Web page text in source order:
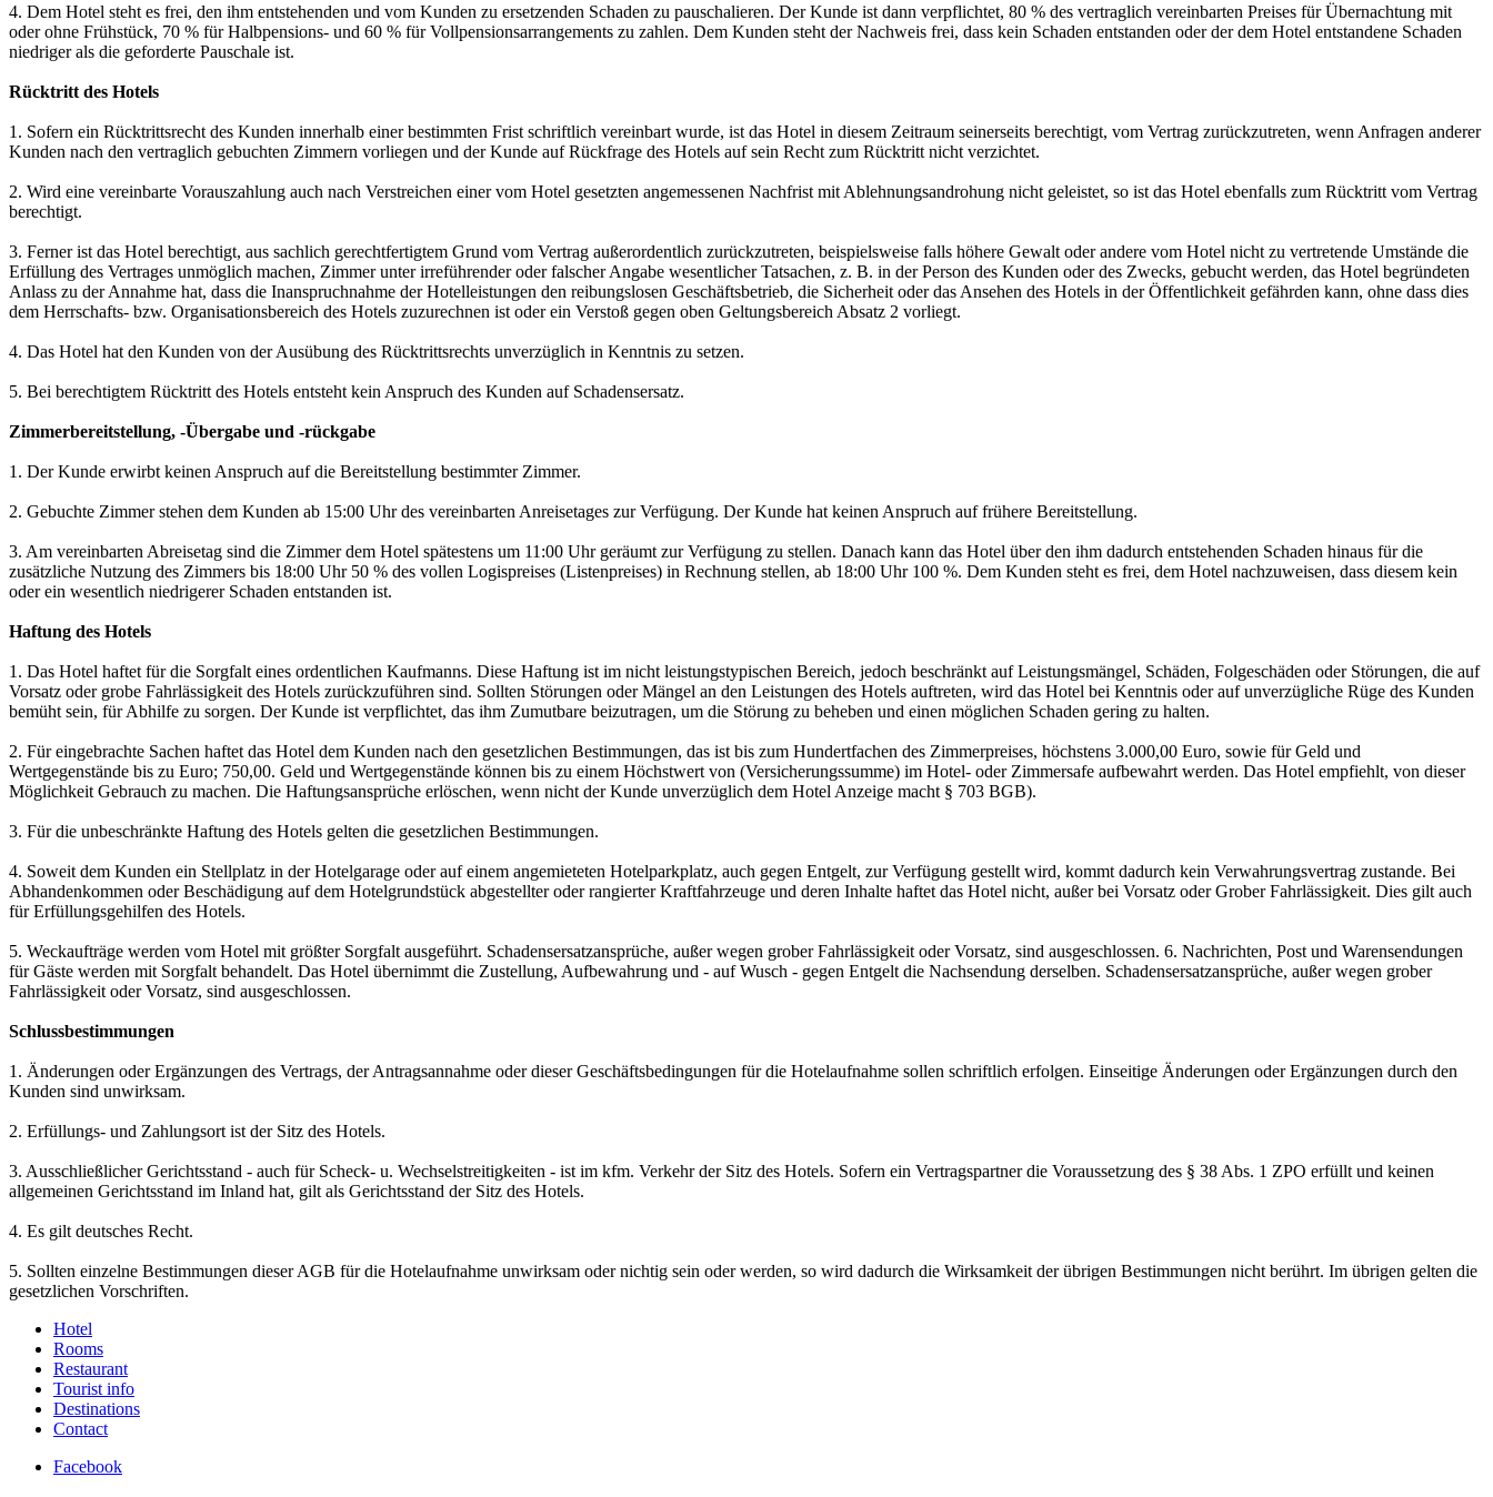
4. Dem Hotel steht es frei, den ihm entstehenden und vom Kunden zu ersetzenden Schaden zu pauschalieren. Der Kunde ist dann verpflichtet, 80 % des vertraglich vereinbarten Preises für Übernachtung mit
oder ohne Frühstück, 70 % für Halbpensions- und 60 % für Vollpensionsarrangements zu zahlen. Dem Kunden steht der Nachweis frei, dass kein Schaden entstanden oder der dem Hotel entstandene Schaden
niedriger als die geforderte Pauschale ist.
Rücktritt des Hotels
1. Sofern ein Rücktrittsrecht des Kunden innerhalb einer bestimmten Frist schriftlich vereinbart wurde, ist das Hotel in diesem Zeitraum seinerseits berechtigt, vom Vertrag zurückzutreten, wenn Anfragen anderer
Kunden nach den vertraglich gebuchten Zimmern vorliegen und der Kunde auf Rückfrage des Hotels auf sein Recht zum Rücktritt nicht verzichtet.
2. Wird eine vereinbarte Vorauszahlung auch nach Verstreichen einer vom Hotel gesetzten angemessenen Nachfrist mit Ablehnungsandrohung nicht geleistet, so ist das Hotel ebenfalls zum Rücktritt vom Vertrag
berechtigt.
3. Ferner ist das Hotel berechtigt, aus sachlich gerechtfertigtem Grund vom Vertrag außerordentlich zurückzutreten, beispielsweise falls höhere Gewalt oder andere vom Hotel nicht zu vertretende Umstände die
Erfüllung des Vertrages unmöglich machen, Zimmer unter irreführender oder falscher Angabe wesentlicher Tatsachen, z. B. in der Person des Kunden oder des Zwecks, gebucht werden, das Hotel begründeten
Anlass zu der Annahme hat, dass die Inanspruchnahme der Hotelleistungen den reibungslosen Geschäftsbetrieb, die Sicherheit oder das Ansehen des Hotels in der Öffentlichkeit gefährden kann, ohne dass dies
dem Herrschafts- bzw. Organisationsbereich des Hotels zuzurechnen ist oder ein Verstoß gegen oben Geltungsbereich Absatz 2 vorliegt.
4. Das Hotel hat den Kunden von der Ausübung des Rücktrittsrechts unverzüglich in Kenntnis zu setzen.
5. Bei berechtigtem Rücktritt des Hotels entsteht kein Anspruch des Kunden auf Schadensersatz.
Zimmerbereitstellung, -Übergabe und -rückgabe
1. Der Kunde erwirbt keinen Anspruch auf die Bereitstellung bestimmter Zimmer.
2. Gebuchte Zimmer stehen dem Kunden ab 15:00 Uhr des vereinbarten Anreisetages zur Verfügung. Der Kunde hat keinen Anspruch auf frühere Bereitstellung.
3. Am vereinbarten Abreisetag sind die Zimmer dem Hotel spätestens um 11:00 Uhr geräumt zur Verfügung zu stellen. Danach kann das Hotel über den ihm dadurch entstehenden Schaden hinaus für die
zusätzliche Nutzung des Zimmers bis 18:00 Uhr 50 % des vollen Logispreises (Listenpreises) in Rechnung stellen, ab 18:00 Uhr 100 %. Dem Kunden steht es frei, dem Hotel nachzuweisen, dass diesem kein
oder ein wesentlich niedrigerer Schaden entstanden ist.
Haftung des Hotels
1. Das Hotel haftet für die Sorgfalt eines ordentlichen Kaufmanns. Diese Haftung ist im nicht leistungstypischen Bereich, jedoch beschränkt auf Leistungsmängel, Schäden, Folgeschäden oder Störungen, die auf
Vorsatz oder grobe Fahrlässigkeit des Hotels zurückzuführen sind. Sollten Störungen oder Mängel an den Leistungen des Hotels auftreten, wird das Hotel bei Kenntnis oder auf unverzügliche Rüge des Kunden
bemüht sein, für Abhilfe zu sorgen. Der Kunde ist verpflichtet, das ihm Zumutbare beizutragen, um die Störung zu beheben und einen möglichen Schaden gering zu halten.
2. Für eingebrachte Sachen haftet das Hotel dem Kunden nach den gesetzlichen Bestimmungen, das ist bis zum Hundertfachen des Zimmerpreises, höchstens 3.000,00 Euro, sowie für Geld und
Wertgegenstände bis zu Euro; 750,00. Geld und Wertgegenstände können bis zu einem Höchstwert von (Versicherungssumme) im Hotel- oder Zimmersafe aufbewahrt werden. Das Hotel empfiehlt, von dieser
Möglichkeit Gebrauch zu machen. Die Haftungsansprüche erlöschen, wenn nicht der Kunde unverzüglich dem Hotel Anzeige macht § 703 BGB).
3. Für die unbeschränkte Haftung des Hotels gelten die gesetzlichen Bestimmungen.
4. Soweit dem Kunden ein Stellplatz in der Hotelgarage oder auf einem angemieteten Hotelparkplatz, auch gegen Entgelt, zur Verfügung gestellt wird, kommt dadurch kein Verwahrungsvertrag zustande. Bei
Abhandenkommen oder Beschädigung auf dem Hotelgrundstück abgestellter oder rangierter Kraftfahrzeuge und deren Inhalte haftet das Hotel nicht, außer bei Vorsatz oder Grober Fahrlässigkeit. Dies gilt auch
für Erfüllungsgehilfen des Hotels.
5. Weckaufträge werden vom Hotel mit größter Sorgfalt ausgeführt. Schadensersatzansprüche, außer wegen grober Fahrlässigkeit oder Vorsatz, sind ausgeschlossen. 6. Nachrichten, Post und Warensendungen
für Gäste werden mit Sorgfalt behandelt. Das Hotel übernimmt die Zustellung, Aufbewahrung und - auf Wusch - gegen Entgelt die Nachsendung derselben. Schadensersatzansprüche, außer wegen grober
Fahrlässigkeit oder Vorsatz, sind ausgeschlossen.
Schlussbestimmungen
1. Änderungen oder Ergänzungen des Vertrags, der Antragsannahme oder dieser Geschäftsbedingungen für die Hotelaufnahme sollen schriftlich erfolgen. Einseitige Änderungen oder Ergänzungen durch den
Kunden sind unwirksam.
2. Erfüllungs- und Zahlungsort ist der Sitz des Hotels.
3. Ausschließlicher Gerichtsstand - auch für Scheck- u. Wechselstreitigkeiten - ist im kfm. Verkehr der Sitz des Hotels. Sofern ein Vertragspartner die Voraussetzung des § 38 Abs. 1 ZPO erfüllt und keinen
allgemeinen Gerichtsstand im Inland hat, gilt als Gerichtsstand der Sitz des Hotels.
4. Es gilt deutsches Recht.
5. Sollten einzelne Bestimmungen dieser AGB für die Hotelaufnahme unwirksam oder nichtig sein oder werden, so wird dadurch die Wirksamkeit der übrigen Bestimmungen nicht berührt. Im übrigen gelten die
gesetzlichen Vorschriften.
Hotel
Rooms
Restaurant
Tourist info
Destinations
Contact
Facebook